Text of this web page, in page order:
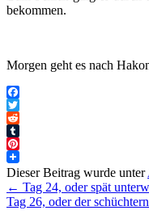
bekommen.
Morgen geht es nach
Facebook
Twitter
Reddit
Tumblr
Pinterest
Dieser Beitrag wurde unter
← Tag 24, oder spät
Tag 26, oder der